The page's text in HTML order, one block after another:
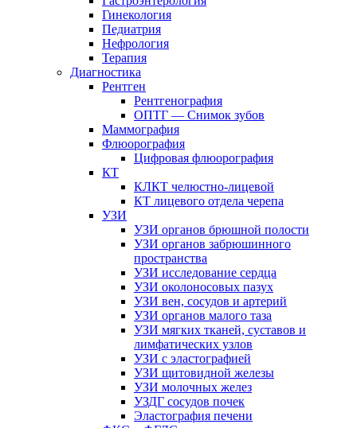
Гинекология
Педиатрия
Нефрология
Терапия
Диагностика
Рентген
Рентгенография
ОПТГ — Снимок зубов
Маммография
Флюорография
Цифровая флюорография
КТ
КЛКТ челюстно-лицевой
КТ лицевого отдела черепа
УЗИ
УЗИ органов брюшной полости
УЗИ органов забрюшинного
пространства
УЗИ исследование сердца
УЗИ околоносовых пазух
УЗИ вен, сосудов и артерий
УЗИ органов малого таза
УЗИ мягких тканей, суставов и
лимфатических узлов
УЗИ с эластографией
УЗИ щитовидной железы
УЗИ молочных желез
УЗДГ сосудов почек
Эластография печени